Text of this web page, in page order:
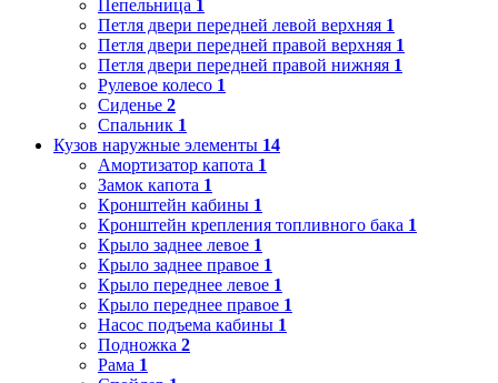
Пепельница 1
Петля двери передней левой верхняя 1
Петля двери передней правой верхняя 1
Петля двери передней правой нижняя 1
Рулевое колесо 1
Сиденье 2
Спальник 1
Кузов наружные элементы 14
Амортизатор капота 1
Замок капота 1
Кронштейн кабины 1
Кронштейн крепления топливного бака 1
Крыло заднее левое 1
Крыло заднее правое 1
Крыло переднее левое 1
Крыло переднее правое 1
Насос подъема кабины 1
Подножка 2
Рама 1